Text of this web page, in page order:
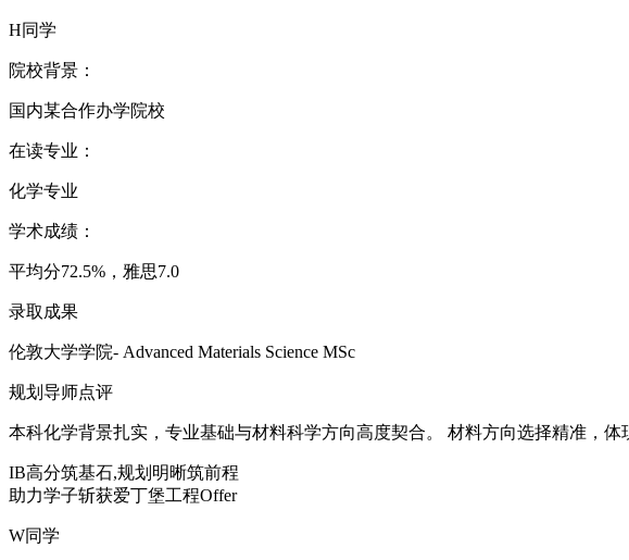
H同学
院校背景：
国内某合作办学院校
在读专业：
化学专业
学术成绩：
平均分72.5%，雅思7.0
录取成果
伦敦大学学院- Advanced Materials Science MSc
规划导师点评
本科化学背景扎实，专业基础与材料科学方向高度契合。 材料方向选择精准，
IB高分筑基石,规划明晰筑前程
助力学子斩获爱丁堡工程Offer
W同学